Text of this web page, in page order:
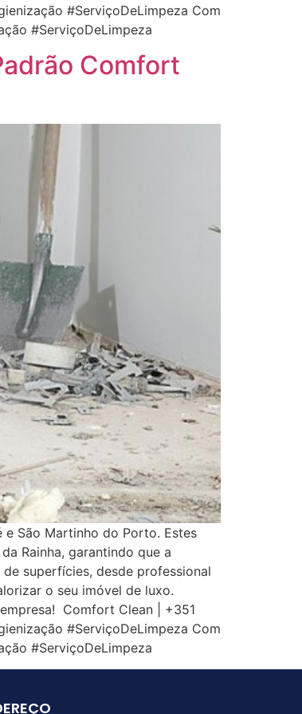
#ServiçoDeLimpeza Com
#ServiçoDeLimpeza
Comfort
e São Martinho do Porto. Estes
Rainha, garantindo que a
superfícies, desde professional
o seu imóvel de luxo.
Comfort Clean | +351
#ServiçoDeLimpeza Com
#ServiçoDeLimpeza